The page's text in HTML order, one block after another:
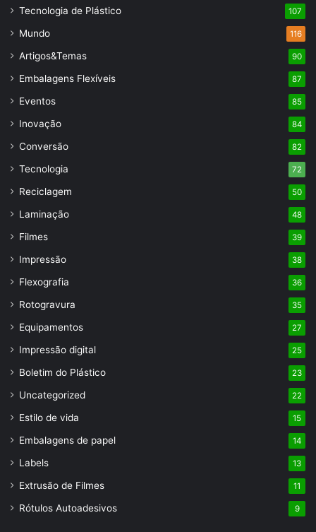
Tecnologia de Plástico 107
Mundo 116
Artigos&Temas 90
Embalagens Flexíveis 87
Eventos 85
Inovação 84
Conversão 82
Tecnologia 72
Reciclagem 50
Laminação 48
Filmes 39
Impressão 38
Flexografia 36
Rotogravura 35
Equipamentos 27
Impressão digital 25
Boletim do Plástico 23
Uncategorized 22
Estilo de vida 15
Embalagens de papel 14
Labels 13
Extrusão de Filmes 11
Rótulos Autoadesivos 9